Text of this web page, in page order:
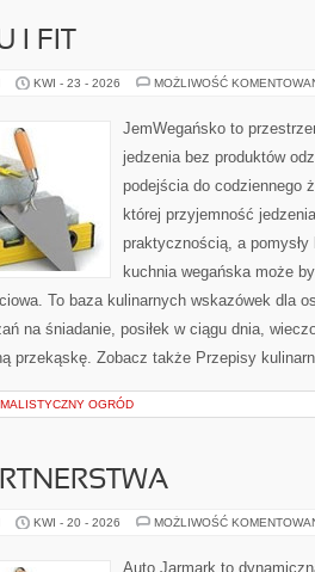
I FIT
KWI - 23 - 2026 MOŻLIWOŚĆ
JemWegańsko to
jedzenia bez produktów
podejścia do codziennego
której przyjemność
praktycznością, a
kuchnia wegańska może
To baza kulinarnych wskazówek dla
na śniadanie, posiłek w ciągu dnia,
przekąskę. Zobacz także Przepisy
OGRÓD
KWI - 20 - 2026 MOŻLIWOŚĆ
Auto Jarmark to